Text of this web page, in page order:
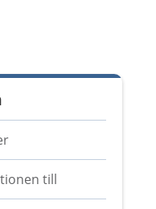
till